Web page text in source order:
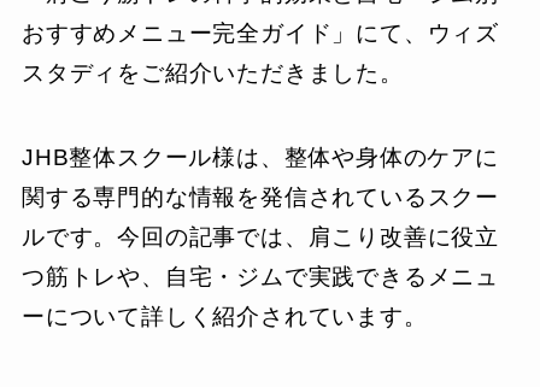
おすすめメニュー完全ガイド」にて、ウィズ
スタディをご紹介いただきました。
JHB整体スクール様は、整体や身体のケアに
関する専門的な情報を発信されているスクー
ルです。今回の記事では、肩こり改善に役立
つ筋トレや、自宅・ジムで実践できるメニュ
ーについて詳しく紹介されています。